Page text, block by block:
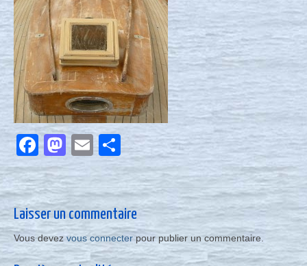
Facebook
Mastodon
EmailPartager
Laisser un commentaire
Vous devezvous connecter pour publier un commentaire.